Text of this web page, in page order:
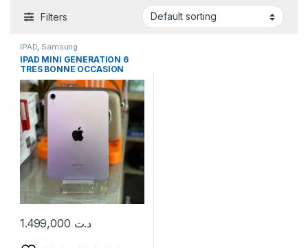
Filters
IPAD, Samsung
IPAD MINI GENERATION 6
TRES BONNE OCCASION
(Utilisé un mois seulement )
د.ت